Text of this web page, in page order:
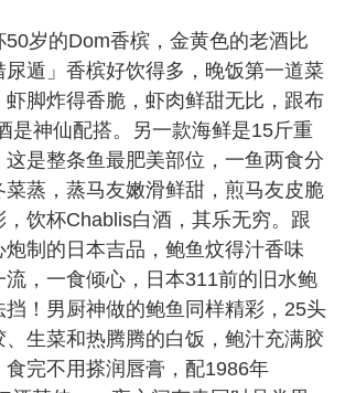
岁的Dom香槟，金黄色的老酒比
尿遁」香槟好饮得多，晚饭第一道菜
虾脚炸得香脆，虾肉鲜甜无比，跟布
是神仙配搭。另一款海鲜是15斤重
是整条鱼最肥美部位，一鱼两食分
菜蒸，蒸马友嫩滑鲜甜，煎马友皮脆
，饮杯Chablis白酒，其乐无穷。跟
制的日本吉品，鲍鱼炆得汁香味
，一食倾心，日本311前的旧水鲍
！男厨神做的鲍鱼同样精彩，25头
生菜和热腾腾的白饭，鲍汁充满胶
食完不用搽润唇膏，配1986年